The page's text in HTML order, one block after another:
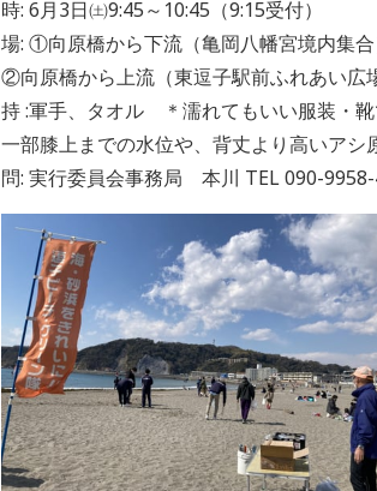
時: 6月3日㈯9:45～10:45（9:15受付）
場: ①向原橋から下流（亀岡八幡宮境内集合
②向原橋から上流（東逗子駅前ふれあい広
持 :軍手、タオル ＊濡れてもいい服装・靴
一部膝上までの水位や、背丈より高いアシ
問: 実行委員会事務局 本川 TEL 090-